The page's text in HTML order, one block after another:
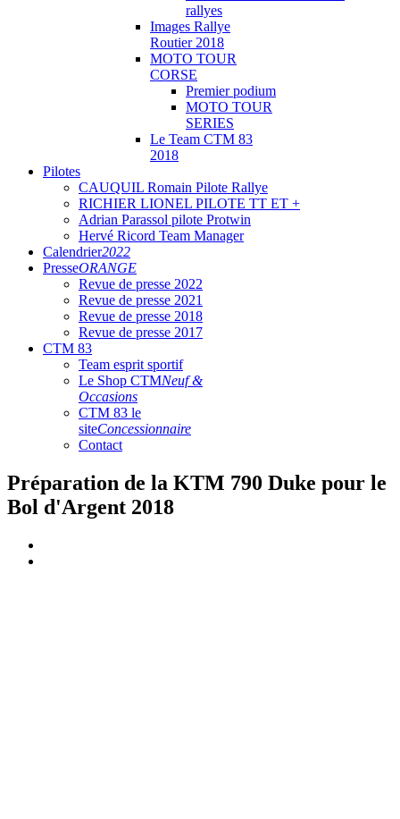
rallyes
Images Rallye
Routier 2018
MOTO TOUR
CORSE
Premier podium
MOTO TOUR
SERIES
Le Team CTM 83
2018
Pilotes
CAUQUIL Romain Pilote Rallye
RICHIER LIONEL PILOTE TT ET +
Adrian Parassol pilote Protwin
Hervé Ricord Team Manager
Calendrier2022
PresseORANGE
Revue de presse 2022
Revue de presse 2021
Revue de presse 2018
Revue de presse 2017
CTM 83
Team esprit sportif
Le Shop CTMNeuf &
Occasions
CTM 83 le
siteConcessionnaire
Contact
Préparation de la KTM 790 Duke pour le
Bol d'Argent 2018